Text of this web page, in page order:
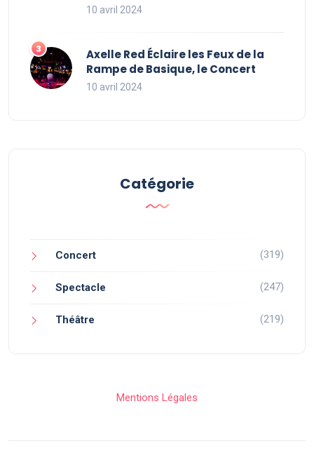
10 avril 2024
Axelle Red Éclaire les Feux de la
Rampe de Basique, le Concert
10 avril 2024
Catégorie
Concert (319)
Spectacle (247)
Théâtre (219)
Mentions Légales